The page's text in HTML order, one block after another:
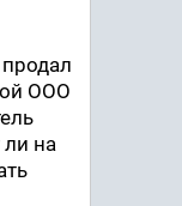
ООО
на